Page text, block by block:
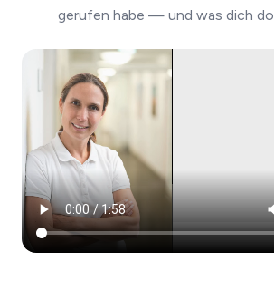
gerufen habe — und was dich